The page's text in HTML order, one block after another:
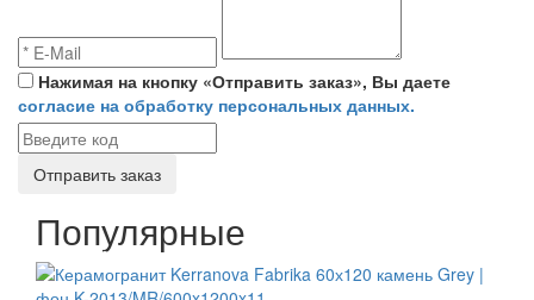
Нажимая на кнопку «Отправить заказ», Вы даете
согласие на обработку персональных данных.
Отправить заказ
Популярные
СКИДКА 20 %